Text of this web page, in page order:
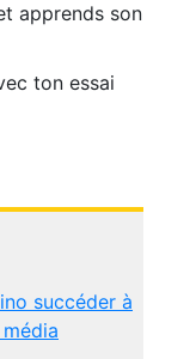
apprends son
ton essai
succéder à
média